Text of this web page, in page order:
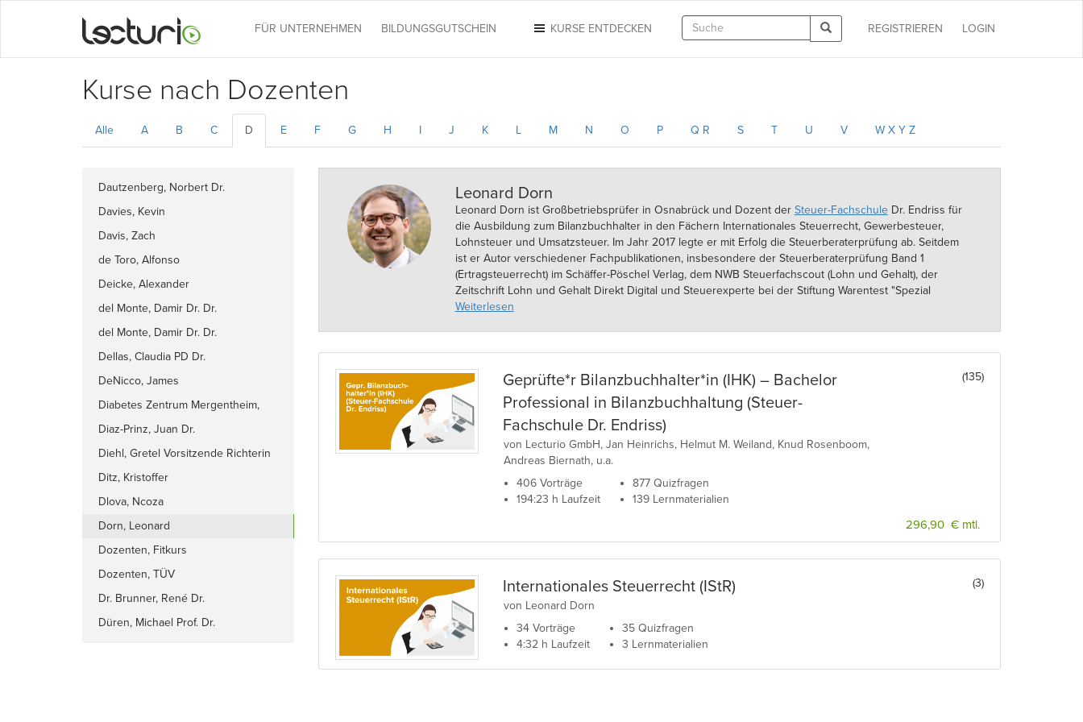
LOGIN
REGISTRIEREN
KURSE ENTDECKEN
FÜR UNTERNEHMEN BILDUNGSGUTSCHEIN
Kurse nach Dozenten
Alle A B C D E F G H I J K L M N O P Q R S T U V W X Y Z
Dautzenberg, Norbert Dr.
Davies, Kevin
Davis, Zach
de Toro, Alfonso
Deicke, Alexander
del Monte, Damir Dr. Dr.
del Monte, Damir Dr. Dr.
Dellas, Claudia PD Dr.
DeNicco, James
Diabetes Zentrum Mergentheim,
Diaz-Prinz, Juan Dr.
Diehl, Gretel Vorsitzende Richterin
des 4. Zivilsenats am OLG Frankfurt
Ditz, Kristoffer
Dlova, Ncoza
Dorn, Leonard
Dozenten, Fitkurs
Dozenten, TÜV
Dr. Brunner, René Dr.
Düren, Michael Prof. Dr.
Leonard Dorn
Leonard Dorn ist Großbetriebsprüfer in Osnabrück und Dozent der Steuer-FachschuleDr. Endriss für
die Ausbildung zum Bilanzbuchhalter in den Fächern Internationales Steuerrecht, Gewerbesteuer,
Lohnsteuer und Umsatzsteuer. Im Jahr 2017 legte er mit Erfolg die Steuerberaterprüfung ab. Seitdem
ist er Autor verschiedener Fachpublikationen, insbesondere der Steuerberaterprüfung Band 1
(Ertragsteuerrecht) im Schäffer-Pöschel Verlag, dem NWB Steuerfachscout (Lohn und Gehalt), der
Zeitschrift Lohn und Gehalt Direkt Digital und Steuerexperte bei der Stiftung Warentest "Spezial
Steuern". Weiterhin führt er Seminare im Bereich des aktuellen Steuerrechts durch und ist
Weiterlesen
Geprüfte*r Bilanzbuchhalter*in (IHK) – Bachelor
Professional in Bilanzbuchhaltung (Steuer-
Fachschule Dr. Endriss)
von Lecturio GmbH, Jan Heinrichs, Helmut M. Weiland, Knud Rosenboom,
Andreas Biernath, u.a.
406 Vorträge
194:23 h Laufzeit
877 Quizfragen
139 Lernmaterialien
(135)
296,90 € mtl.
Internationales Steuerrecht (IStR)
von Leonard Dorn
34 Vorträge
4:32 h Laufzeit
35 Quizfragen
3 Lernmaterialien
(3)